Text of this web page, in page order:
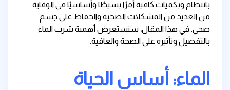
بانتظام وبكميات كافية أمرًا بسيطًا وأساسيًا في الوقاية
من العديد من المشكلات الصحية والحفاظ على جسم
صحي. في هذا المقال، سنستعرض أهمية شرب الماء
بالتفصيل وتأثيره على الصحة والعافية.
الماء: أساس الحياة